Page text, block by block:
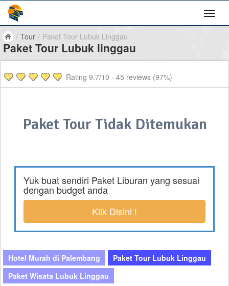
/ Tour / Paket Tour Lubuk Linggau
Paket Tour Lubuk linggau
Rating 9.7/10 - 45 reviews (97%)
Paket Tour Tidak Ditemukan
Yuk buat sendiri Paket Liburan yang sesuai
dengan budget anda
Klik Disini !
Hotel Murah di Palembang
Paket Tour Lubuk Linggau
Paket Wisata Lubuk Linggau